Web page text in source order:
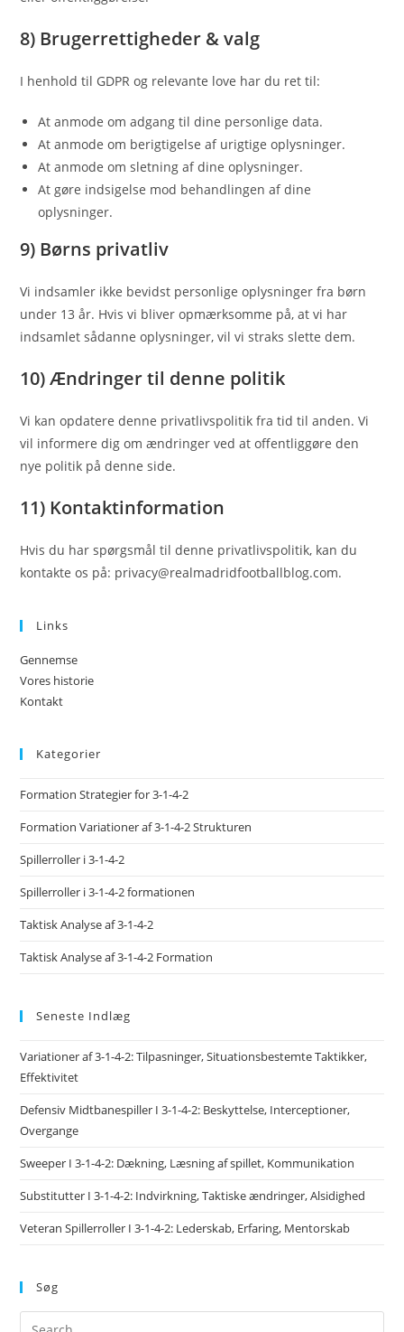
8) Brugerrettigheder & valg
I henhold til GDPR og relevante love har du ret til:
At anmode om adgang til dine personlige data.
At anmode om berigtigelse af urigtige oplysninger.
At anmode om sletning af dine oplysninger.
At gøre indsigelse mod behandlingen af dine
oplysninger.
9) Børns privatliv
Vi indsamler ikke bevidst personlige oplysninger fra børn
under 13 år. Hvis vi bliver opmærksomme på, at vi har
indsamlet sådanne oplysninger, vil vi straks slette dem.
10) Ændringer til denne politik
Vi kan opdatere denne privatlivspolitik fra tid til anden. Vi
vil informere dig om ændringer ved at offentliggøre den
nye politik på denne side.
11) Kontaktinformation
Hvis du har spørgsmål til denne privatlivspolitik, kan du
kontakte os på: privacy@realmadridfootballblog.com.
Links
Gennemse
Vores historie
Kontakt
Kategorier
Formation Strategier for 3-1-4-2
Formation Variationer af 3-1-4-2 Strukturen
Spillerroller i 3-1-4-2
Spillerroller i 3-1-4-2 formationen
Taktisk Analyse af 3-1-4-2
Taktisk Analyse af 3-1-4-2 Formation
Seneste Indlæg
Variationer af 3-1-4-2: Tilpasninger, Situationsbestemte Taktikker,
Effektivitet
Defensiv Midtbanespiller I 3-1-4-2: Beskyttelse, Interceptioner,
Overgange
Sweeper I 3-1-4-2: Dækning, Læsning af spillet, Kommunikation
Substitutter I 3-1-4-2: Indvirkning, Taktiske ændringer, Alsidighed
Veteran Spillerroller I 3-1-4-2: Lederskab, Erfaring, Mentorskab
Søg